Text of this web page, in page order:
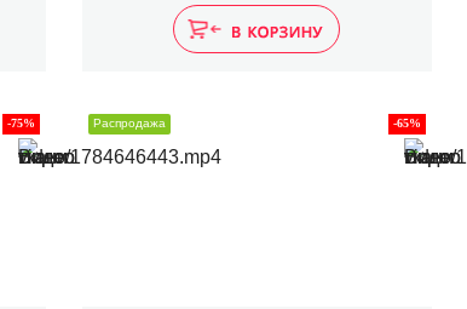
-75% -65%
Распродажа